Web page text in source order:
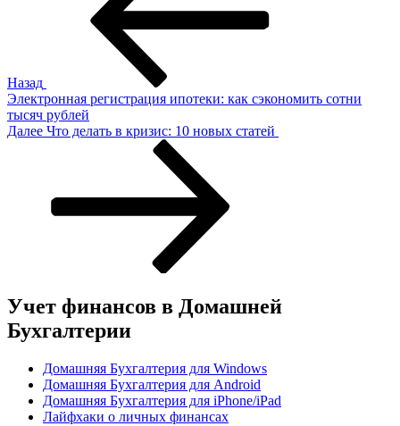
Назад
Электронная регистрация ипотеки: как сэкономить сотни
тысяч рублей
Следующая
Далее Что делать в кризис: 10 новых статей
Учет финансов в Домашней
Бухгалтерии
Домашняя Бухгалтерия для Windows
Домашняя Бухгалтерия для Android
Домашняя Бухгалтерия для iPhone/iPad
Лайфхаки о личных финансах